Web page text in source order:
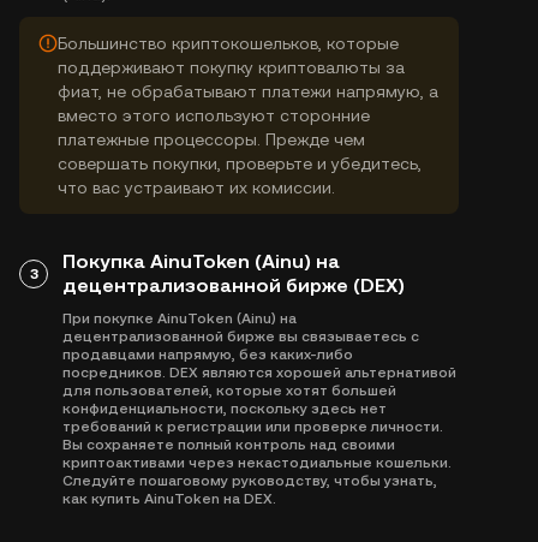
Большинство криптокошельков, которые
поддерживают покупку криптовалюты за
фиат, не обрабатывают платежи напрямую, а
вместо этого используют сторонние
платежные процессоры. Прежде чем
совершать покупки, проверьте и убедитесь,
что вас устраивают их комиссии.
3
Покупка AinuToken (Ainu) на
децентрализованной бирже (DEX)
При покупке AinuToken (Ainu) на
децентрализованной бирже вы связываетесь с
продавцами напрямую, без каких-либо
посредников. DEX являются хорошей альтернативой
для пользователей, которые хотят большей
конфиденциальности, поскольку здесь нет
требований к регистрации или проверке личности.
Вы сохраняете полный контроль над своими
криптоактивами через некастодиальные кошельки.
Следуйте пошаговому руководству, чтобы узнать,
как купить AinuToken на DEX.